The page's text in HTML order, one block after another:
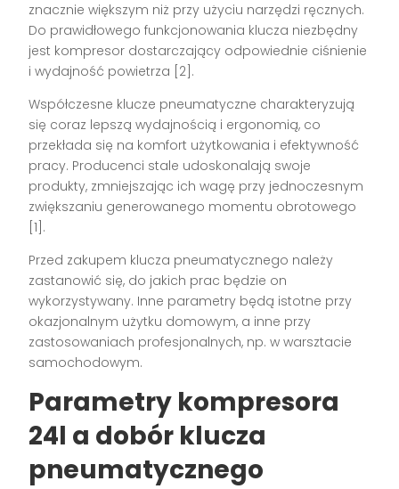
znacznie większym niż przy użyciu narzędzi ręcznych.
Do prawidłowego funkcjonowania klucza niezbędny
jest kompresor dostarczający odpowiednie ciśnienie
i wydajność powietrza [2].
Współczesne klucze pneumatyczne charakteryzują
się coraz lepszą wydajnością i ergonomią, co
przekłada się na komfort użytkowania i efektywność
pracy. Producenci stale udoskonalają swoje
produkty, zmniejszając ich wagę przy jednoczesnym
zwiększaniu generowanego momentu obrotowego
[1].
Przed zakupem klucza pneumatycznego należy
zastanowić się, do jakich prac będzie on
wykorzystywany. Inne parametry będą istotne przy
okazjonalnym użytku domowym, a inne przy
zastosowaniach profesjonalnych, np. w warsztacie
samochodowym.
Parametry kompresora
24l a dobór klucza
pneumatycznego